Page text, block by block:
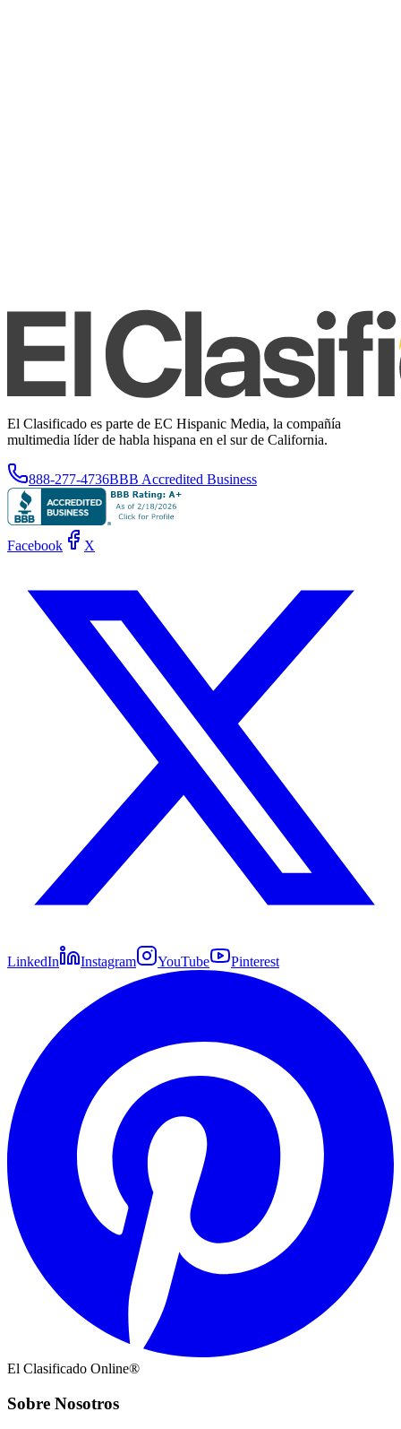
El Clasificado es parte de EC Hispanic Media, la compañía
multimedia líder de habla hispana en el sur de California.
888-277-4736BBB Accredited Business
Facebook X
LinkedIn Instagram YouTube Pinterest
El Clasificado Online®
Sobre Nosotros